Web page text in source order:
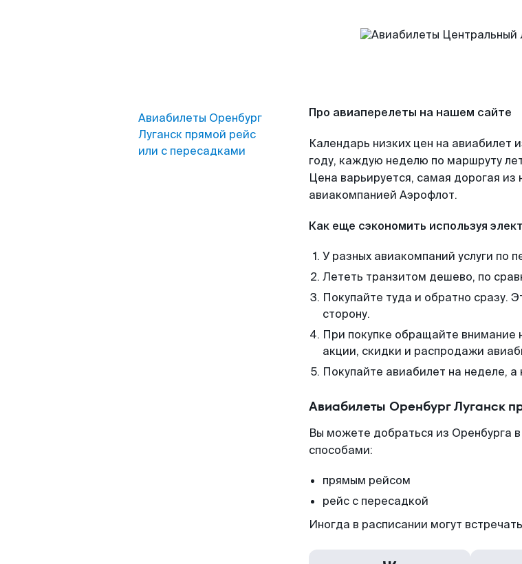
Авиабилеты Оренбург
Луганск прямой рейс
или с пересадками
Про авиаперелеты на нашем сайте
Календарь низких цен на авиабилет
году, каждую неделю по маршруту
Цена варьируется, самая дорогая
авиакомпанией Аэрофлот.
Как еще сэкономить используя
У разных авиакомпаний услуги по
Лететь транзитом дешево, по
Покупайте туда и обратно сразу.
сторону.
При покупке обращайте внимание
акции, скидки и распродажи
Покупайте авиабилет на неделе, а
Авиабилеты Оренбург Луганск
Вы можете добраться из Оренбурга
способами:
прямым рейсом
рейс с пересадкой
Иногда в расписании могут